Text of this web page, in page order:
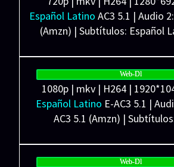
Distribuidora: A24
Español Latino AC3 5.1 | Audio 2:
(Amzn) | Subtítulos: Español
Peso: 1.89 GB
Web-Dl
1080p | mkv | H264 |
Español Latino E-AC3 5.1 |
AC3 5.1 (Amzn) |
Ligera: 4.07 GB
Web-Dl